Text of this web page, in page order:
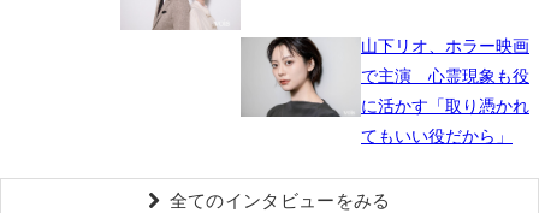
山下リオ、ホラー映画
で主演 心霊現象も役
に活かす「取り憑かれ
てもいい役だから」
全てのインタビューをみる